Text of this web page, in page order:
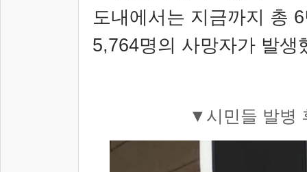
도내에서는 지금까지 총 6
5,764명의 사망자가 발생
▼ 시민들 발병